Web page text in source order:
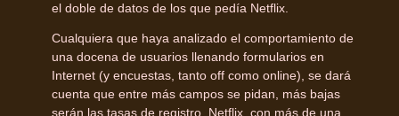
el doble de datos de los que pedía Netflix.
Cualquiera que haya analizado el comportamiento de
una docena de usuarios llenando formularios en
Internet (y encuestas, tanto off como online), se dará
cuenta que entre más campos se pidan, más bajas
serán las tasas de registro. Netflix, con más de una